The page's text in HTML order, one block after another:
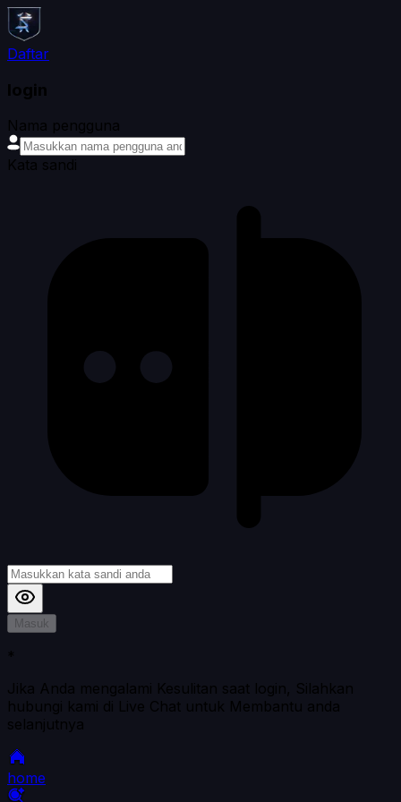
Daftar
login
Nama pengguna
Kata sandi
Masuk
*
Jika Anda mengalami Kesulitan saat login, Silahkan
hubungi kami di Live Chat untuk Membantu anda
selanjutnya
home